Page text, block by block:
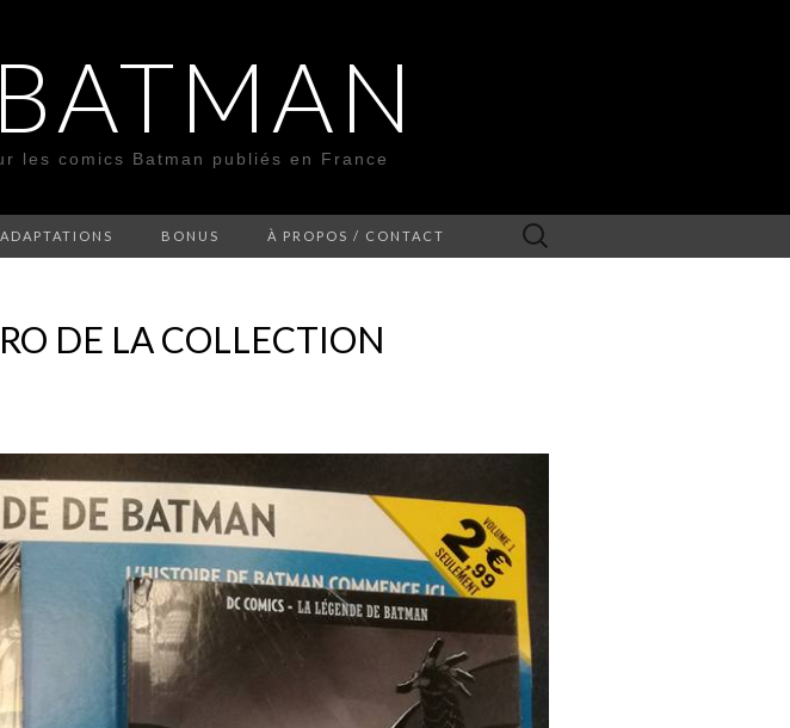
les comics Batman publiés en France
ADAPTATIONS BONUS À PROPOS / CONTACT Rechercher :
DE LA COLLECTION